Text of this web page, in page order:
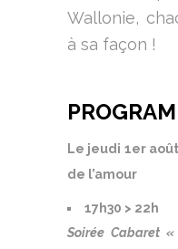
Wallonie,
à sa façon !
Le jeudi 1er
de l’amour
17h30 > 22h
Soirée Cabaret